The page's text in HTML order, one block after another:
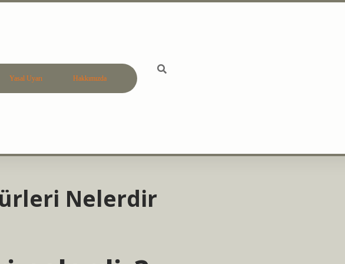
Yasal Uyarı Hakkımızda
Nelerdir